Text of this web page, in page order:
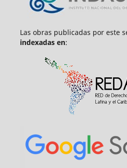
Las obras publicadas por este
indexadas en: